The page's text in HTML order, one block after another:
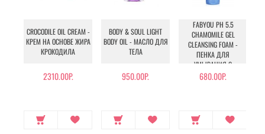
CROCODILE OIL CREAM -
КРЕМ НА ОСНОВЕ ЖИРА
КРОКОДИЛА
2310.00Р.
BODY & SOUL LIGHT
BODY OIL - МАСЛО ДЛЯ
ТЕЛА
950.00Р.
FABYOU PH 5.5
CHAMOMILE GEL
CLEANSING FOAM -
ПЕНКА ДЛЯ
УМЫВАНИЯ С
РОМАШКОЙ
680.00Р.